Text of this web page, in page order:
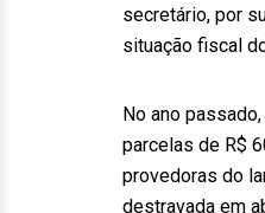
secretário, por
situação fiscal
No ano
parcelas de R$
provedoras do
destravada em